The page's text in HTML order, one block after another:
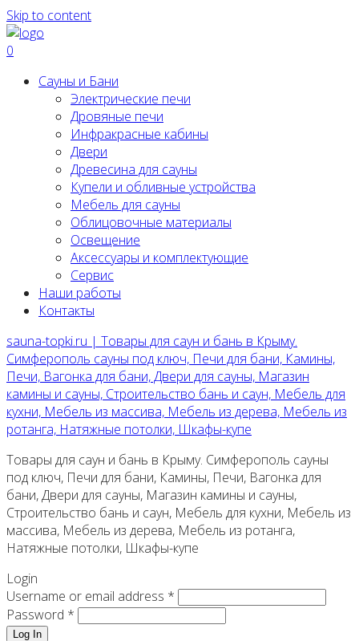
Skip to content
0
Сауны и Бани
Электрические печи
Дровяные печи
Инфракрасные кабины
Двери
Древесина для сауны
Купели и обливные устройства
Мебель для сауны
Облицовочные материалы
Освещение
Аксессуары и комплектующие
Сервис
Наши работы
Контакты
sauna-topki.ru | Товары для саун и бань в Крыму.
Симферополь сауны под ключ, Печи для бани, Камины,
Печи, Вагонка для бани, Двери для сауны, Магазин
камины и сауны, Строительство бань и саун, Мебель для
кухни, Мебель из массива, Мебель из дерева, Мебель из
ротанга, Натяжные потолки, Шкафы-купе
Товары для саун и бань в Крыму. Симферополь сауны
под ключ, Печи для бани, Камины, Печи, Вагонка для
бани, Двери для сауны, Магазин камины и сауны,
Строительство бань и саун, Мебель для кухни, Мебель из
массива, Мебель из дерева, Мебель из ротанга,
Натяжные потолки, Шкафы-купе
Login
Username or email address *
Password *
Log In